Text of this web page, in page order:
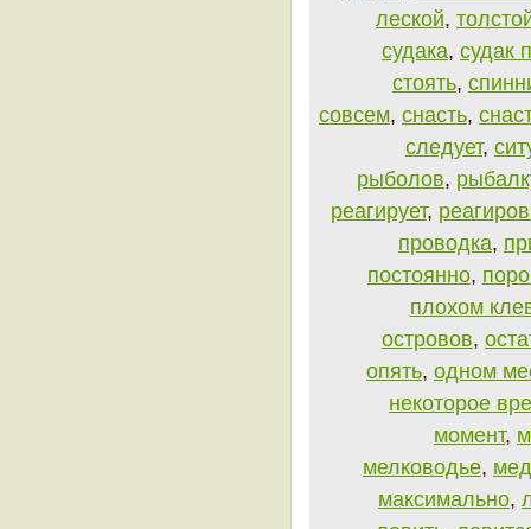
леской,
судака, судак
стоять,
совсем, снасть,
следует,
рыболов,
реагирует,
проводка,
постоянно,
плохом
островов,
опять, одном
некоторое
момент,
мелководье,
максимально,